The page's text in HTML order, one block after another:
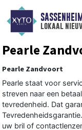
lokaal
Pearle
Pearle Zandvoort
Pearle staat voor
streven naar een
tevredenheid. Dat
uw bril of